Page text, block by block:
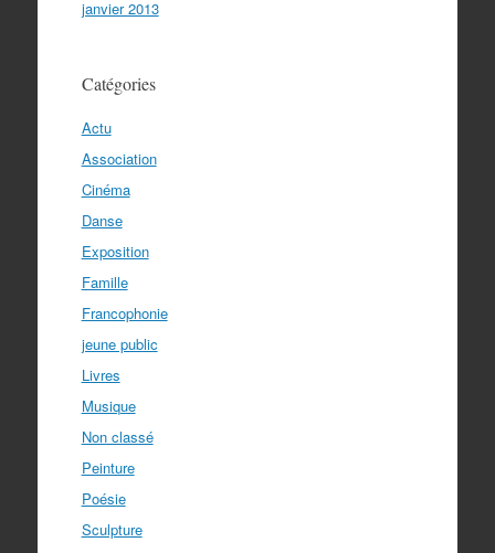
janvier 2013
Catégories
Actu
Association
Cinéma
Danse
Exposition
Famille
Francophonie
jeune public
Livres
Musique
Non classé
Peinture
Poésie
Sculpture